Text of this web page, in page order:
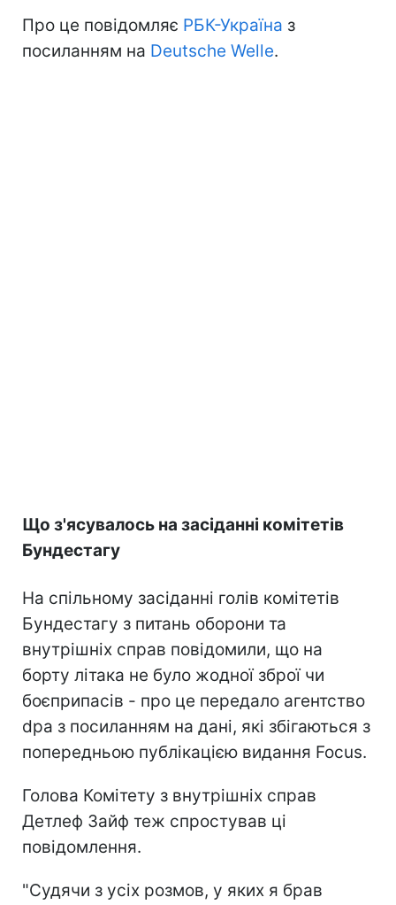
Про це повідомляє РБК-Україна з
посиланням на Deutsche Welle.
Що з'ясувалось на засіданні комітетів
Бундестагу
На спільному засіданні голів комітетів
Бундестагу з питань оборони та
внутрішніх справ повідомили, що на
борту літака не було жодної зброї чи
боєприпасів - про це передало агентство
dpa з посиланням на дані, які збігаються з
попередньою публікацією видання Focus.
Голова Комітету з внутрішніх справ
Детлеф Зайф теж спростував ці
повідомлення.
"Судячи з усіх розмов, у яких я брав